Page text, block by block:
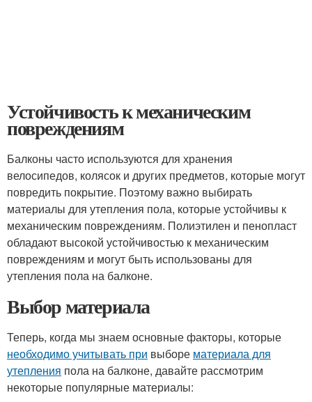
Устойчивость к механическим
повреждениям
Балконы часто используются для хранения
велосипедов, колясок и других предметов, которые могут
повредить покрытие. Поэтому важно выбирать
материалы для утепления пола, которые устойчивы к
механическим повреждениям. Полиэтилен и пенопласт
обладают высокой устойчивостью к механическим
повреждениям и могут быть использованы для
утепления пола на балконе.
Выбор материала
Теперь, когда мы знаем основные факторы, которые
необходимо учитывать при выборе материала для
утепления пола на балконе, давайте рассмотрим
некоторые популярные материалы: